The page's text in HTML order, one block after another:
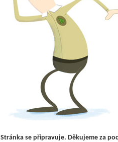
Stránka se připravuje. Děkujeme za